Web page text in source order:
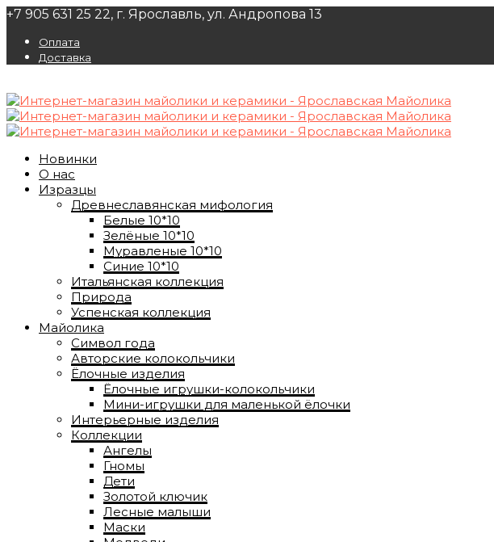
+7 905 631 25 22, г. Ярославль, ул. Андропова 13
Оплата
Доставка
Новинки
О нас
Изразцы
Древнеславянская мифология
Белые 10*10
Зелёные 10*10
Муравленые 10*10
Синие 10*10
Итальянская коллекция
Природа
Успенская коллекция
Майолика
Символ года
Авторские колокольчики
Ёлочные изделия
Ёлочные игрушки-колокольчики
Мини-игрушки для маленькой ёлочки
Интерьерные изделия
Коллекции
Ангелы
Гномы
Дети
Золотой ключик
Лесные малыши
Маски